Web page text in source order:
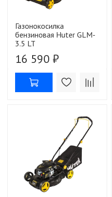
Газонокосилка
бензиновая Huter GLM-
3.5 LT
16 590 ₽